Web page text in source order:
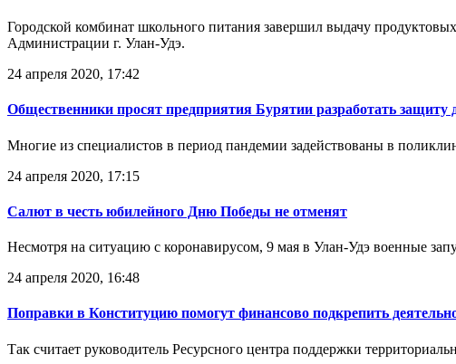
Городской комбинат школьного питания завершил выдачу
Администрации г. Улан-Удэ.
24 апреля 2020, 17:42
Общественники просят предприятия Бурятии разработать защиту
Многие из специалистов в период пандемии задействованы в
24 апреля 2020, 17:15
Салют в честь юбилейного Дню Победы не отменят
Несмотря на ситуацию с коронавирусом, 9 мая в Улан-Удэ военные
24 апреля 2020, 16:48
Поправки в Конституцию помогут финансово подкрепить
Так считает руководитель Ресурсного центра поддержки